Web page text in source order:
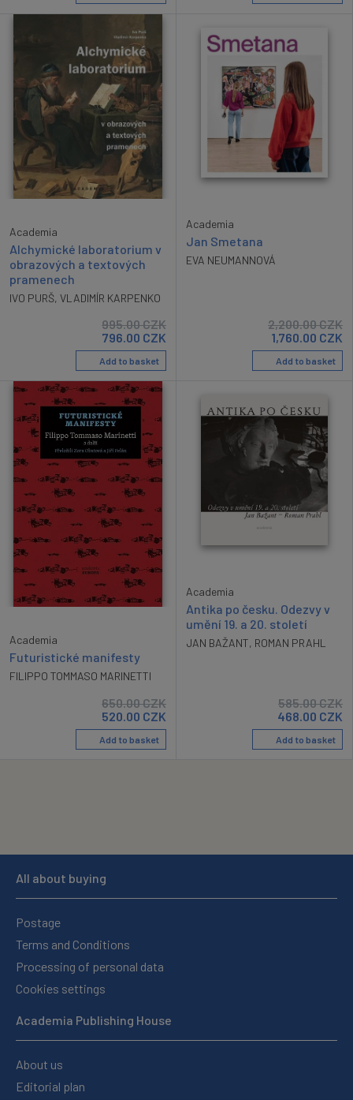
Academia
Alchymické laboratorium v
obrazových a textových
pramenech
IVO PURŠ, VLADIMÍR KARPENKO
995.00CZK
796.00 CZK
Add to basket
Academia
Jan Smetana
EVA NEUMANNOVÁ
2,200.00CZK
1,760.00 CZK
Add to basket
Academia
Futuristické manifesty
FILIPPO TOMMASO MARINETTI
650.00CZK
520.00 CZK
Add to basket
Academia
Antika po česku. Odezvy v
umění 19. a 20. století
JAN BAŽANT, ROMAN PRAHL
585.00CZK
468.00 CZK
Add to basket
All about buying
Postage
Terms and Conditions
Processing of personal data
Cookies settings
Academia Publishing House
About us
Editorial plan